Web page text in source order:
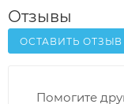
Отзывы
ОСТАВИТЬ ОТЗЫВ
Помогите